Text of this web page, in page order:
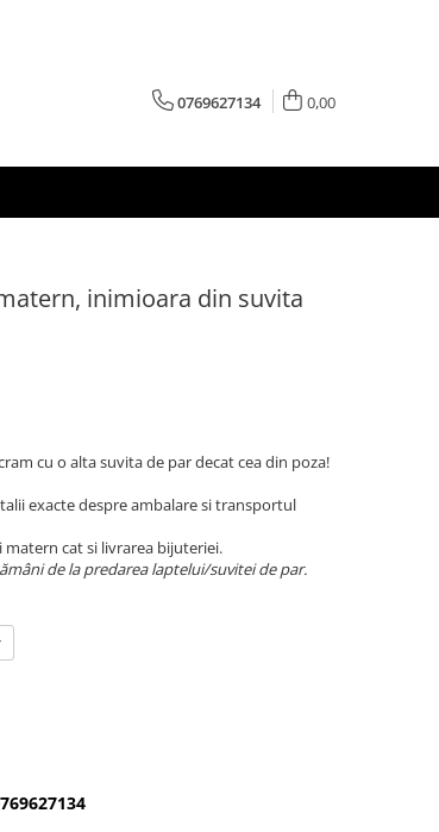
0769627134 0,00
inimioara din suvita
cu o alta suvita de par decat cea din poza!
exacte despre ambalare si transportul
cat si livrarea bijuteriei.
de la predarea laptelui/suvitei de par.